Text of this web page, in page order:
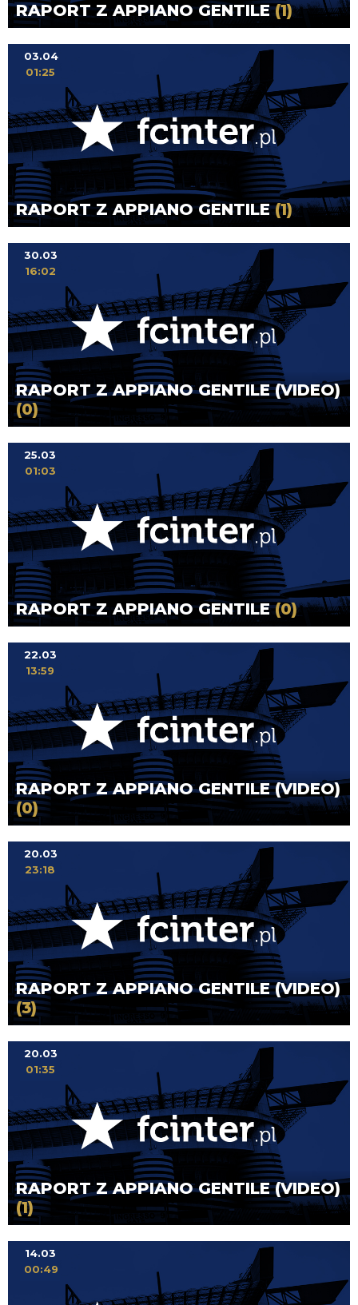
RAPORT Z APPIANO GENTILE(1)
RAPORT Z APPIANO GENTILE(1)
03.04
01:25
RAPORT Z APPIANO GENTILE (VIDEO)
(0)
30.03
16:02
RAPORT Z APPIANO GENTILE(0)
25.03
01:03
RAPORT Z APPIANO GENTILE (VIDEO)
(0)
22.03
13:59
RAPORT Z APPIANO GENTILE (VIDEO)
(3)
20.03
23:18
RAPORT Z APPIANO GENTILE (VIDEO)
(1)
20.03
01:35
14.03
00:49